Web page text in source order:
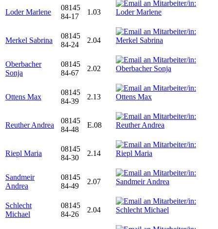
Loder Marlene
08145
84-17
1.03
Merkel Sabrina
08145
84-24
2.04
Oberbacher
Sonja
08145
84-67
2.02
Ottens Max
08145
84-39
2.13
Reuther Andrea
08145
84-48
E.08
Riepl Maria
08145
84-30
2.14
Sandmeir
Andrea
08145
84-49
2.07
Schlecht
Michael
08145
84-26
2.04